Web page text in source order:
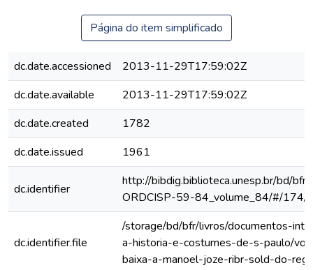
Página do item simplificado
dc.date.accessioned
2013-11-29T17:59:02Z
dc.date.available
2013-11-29T17:59:02Z
dc.date.created
1782
dc.date.issued
1961
dc.identifier
http://bibdig.biblioteca.unesp.br/bd/
ORDCISP-59-84_volume_84/#/174/
dc.identifier.file
/storage/bd/bfr/livros/documentos-
a-historia-e-costumes-de-s-paulo/
baixa-a-manoel-joze-ribr-sold-do-